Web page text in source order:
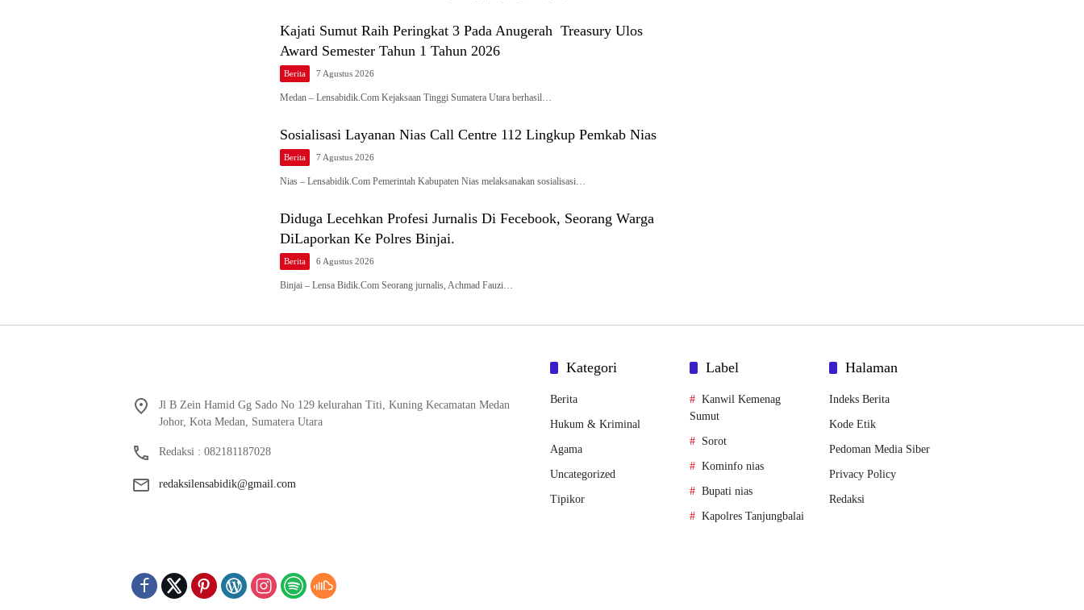
Kajati Sumut Raih Peringkat 3 Pada Anugerah Treasury Ulos
Award Semester Tahun 1 Tahun 2026
Berita 7 Agustus 2026
Medan – Lensabidik.Com Kejaksaan Tinggi Sumatera Utara berhasil…
Sosialisasi Layanan Nias Call Centre 112 Lingkup Pemkab Nias
Berita 7 Agustus 2026
Nias – Lensabidik.Com Pemerintah Kabupaten Nias melaksanakan sosialisasi…
Diduga Lecehkan Profesi Jurnalis Di Fecebook, Seorang Warga
DiLaporkan Ke Polres Binjai.
Berita 6 Agustus 2026
Binjai – Lensa Bidik.Com Seorang jurnalis, Achmad Fauzi…
Jl B Zein Hamid Gg Sado No 129 kelurahan Titi, Kuning Kecamatan Medan
Johor, Kota Medan, Sumatera Utara
Redaksi : 082181187028
redaksilensabidik@gmail.com
Kategori
Berita
Hukum & Kriminal
Agama
Uncategorized
Tipikor
Label
Kanwil Kemenag
Sumut
Sorot
Kominfo nias
Bupati nias
Kapolres Tanjungbalai
Halaman
Indeks Berita
Kode Etik
Pedoman Media Siber
Privacy Policy
Redaksi